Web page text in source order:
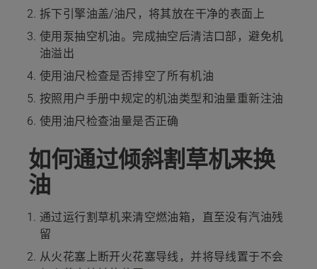
拆下引擎油盖/油尺，将其放在干净的表面上
使用泵抽空机油。完成抽空后清洁口部，避免机
油溢出
使用油尺检查是否排空了所有机油
按照用户手册中规定的机油类型和油量重新注油
使用油尺检查油量是否正确
如何通过倾斜割草机来换
油
通过运行割草机来清空燃油箱，直至没有汽油残
留
从火花塞上断开火花塞导线，并将导线置于不会